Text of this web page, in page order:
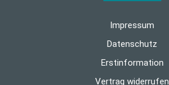
Impressum
Datenschutz
Erstinformation
Vertrag widerrufen